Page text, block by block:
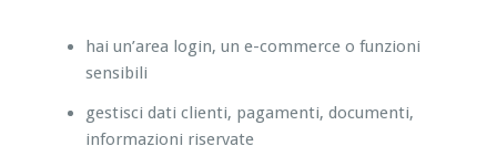
hai un’area login, un e-commerce o funzioni
sensibili
gestisci dati clienti, pagamenti, documenti,
informazioni riservate